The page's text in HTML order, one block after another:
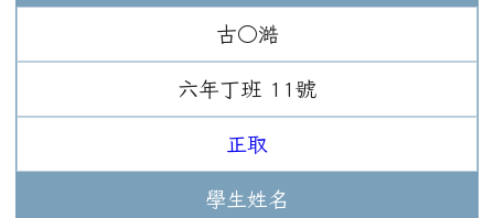
古○澔
六年丁班 11 號
正取
學生姓名